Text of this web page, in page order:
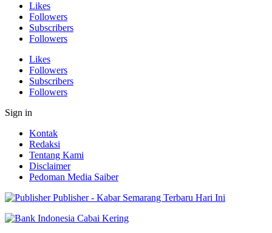
Likes
Followers
Subscribers
Followers
Likes
Followers
Subscribers
Followers
Sign in
Kontak
Redaksi
Tentang Kami
Disclaimer
Pedoman Media Saiber
Publisher - Kabar Semarang Terbaru Hari Ini